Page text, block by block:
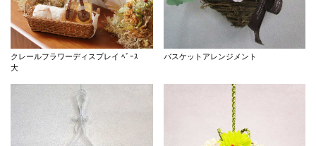
クレールフラワーディスプレイ ﾍﾞｰｽ
大
バスケットアレンジメント